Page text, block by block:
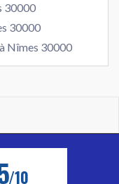
30000
30000
Nîmes 30000